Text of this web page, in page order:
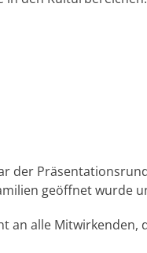
der
geöffnet wurde
an alle